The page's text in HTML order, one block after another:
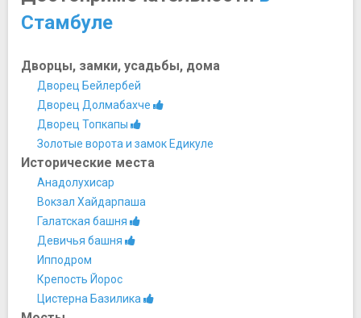
Стамбуле
Дворцы, замки, усадьбы, дома
Дворец Бейлербей
Дворец Долмабахче
Дворец Топкапы
Золотые ворота и замок Едикуле
Исторические места
Анадолухисар
Вокзал Хайдарпаша
Галатская башня
Девичья башня
Ипподром
Крепость Йорос
Цистерна Базилика